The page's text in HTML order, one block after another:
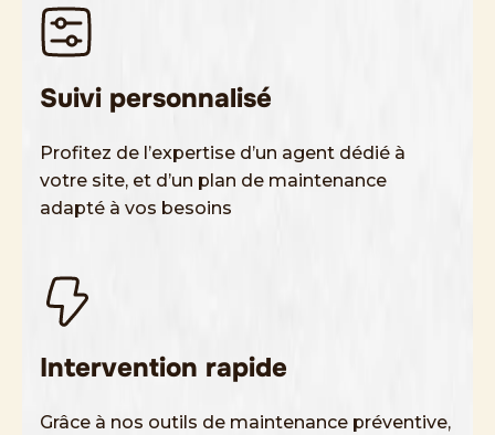
Suivi personnalisé
Profitez de l’expertise d’un agent dédié à
votre site, et d’un plan de maintenance
adapté à vos besoins
Intervention rapide
Grâce à nos outils de maintenance préventive,